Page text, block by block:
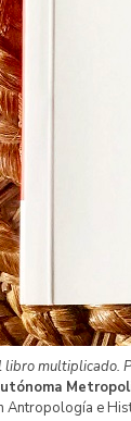
libro multiplicado.
Antropología e